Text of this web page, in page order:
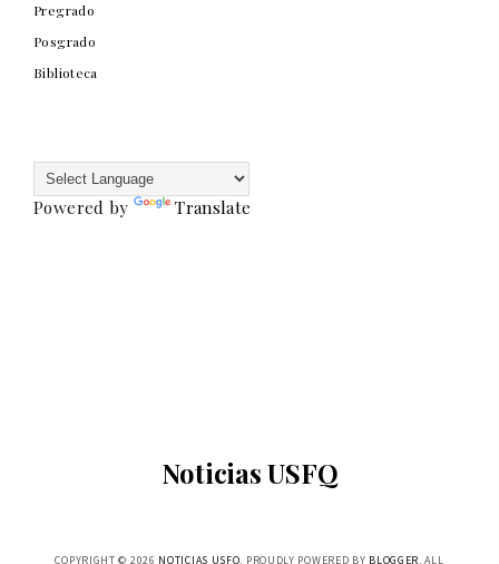
Pregrado
Posgrado
Biblioteca
Powered by Translate
Noticias USFQ
COPYRIGHT © 2026 NOTICIAS USFQ. PROUDLY POWERED BY BLOGGER. ALL